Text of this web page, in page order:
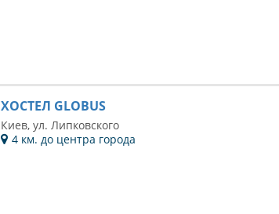
ХОСТЕЛ GLOBUS
Киев, ул. Липковского
4 км. до центра города